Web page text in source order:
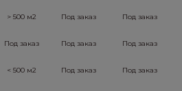
> 500 м2 Под заказ Под заказ
Под заказ Под заказ Под заказ
< 500 м2 Под заказ Под заказ